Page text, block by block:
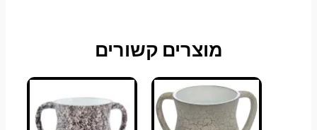
מוצרים קשורים